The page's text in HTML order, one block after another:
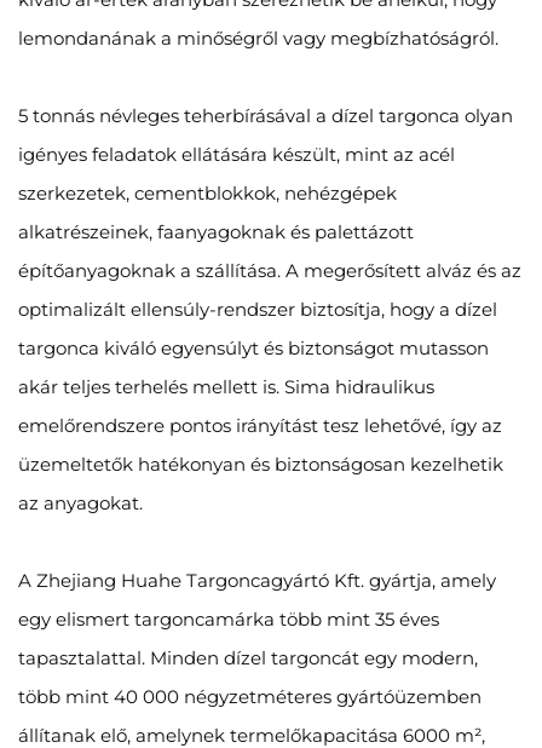
lemondanának a minőségről vagy megbízhatóságról.
5 tonnás névleges teherbírásával a dízel targonca olyan
igényes feladatok ellátására készült, mint az acél
szerkezetek, cementblokkok, nehézgépek
alkatrészeinek, faanyagoknak és palettázott
építőanyagoknak a szállítása. A megerősített alváz és az
optimalizált ellensúly-rendszer biztosítja, hogy a dízel
targonca kiváló egyensúlyt és biztonságot mutasson
akár teljes terhelés mellett is. Sima hidraulikus
emelőrendszere pontos irányítást tesz lehetővé, így az
üzemeltetők hatékonyan és biztonságosan kezelhetik
az anyagokat.
A Zhejiang Huahe Targoncagyártó Kft. gyártja, amely
egy elismert targoncamárka több mint 35 éves
tapasztalattal. Minden dízel targoncát egy modern,
több mint 40 000 négyzetméteres gyártóüzemben
állítanak elő, amelynek termelőkapacitása 6000 m²,